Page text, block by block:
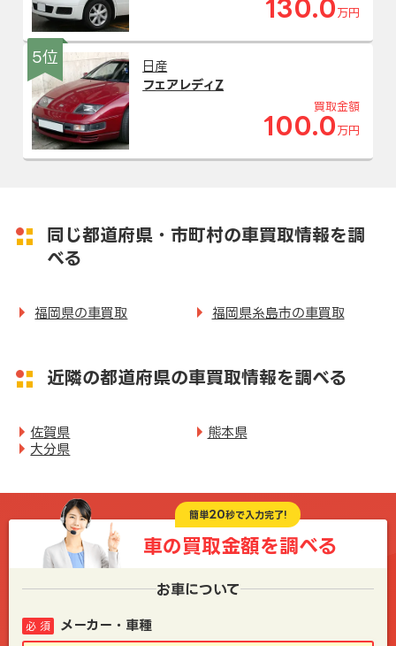
130.0 万円
5位
日産
フェアレディZ
買取金額
100.0 万円
同じ都道府県・市町村の車買取情報を調
べる
福岡県の車買取 福岡県糸島市の車買取
近隣の都道府県の車買取情報を調べる
佐賀県
熊本県
大分県
簡単20秒で入力完了!
車の買取金額を調べる
お車について
メーカー・車種
必 須